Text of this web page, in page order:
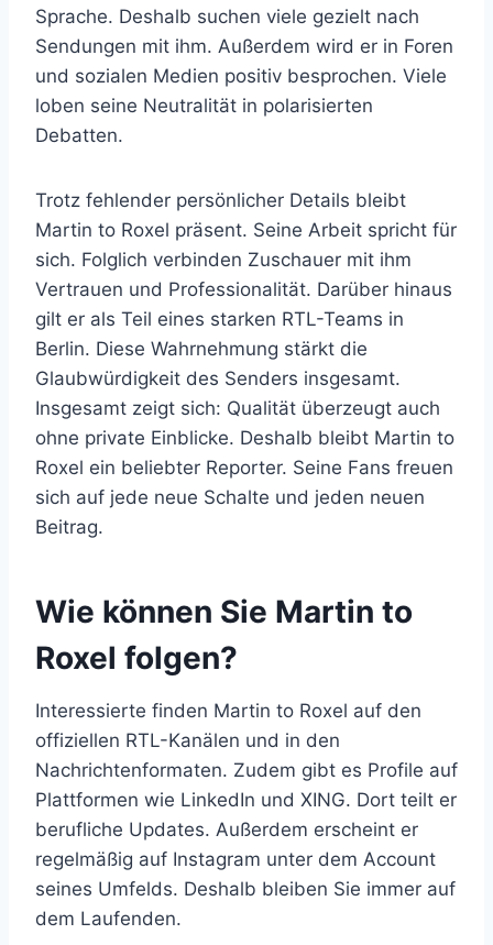
Sprache. Deshalb suchen viele gezielt nach
Sendungen mit ihm. Außerdem wird er in Foren
und sozialen Medien positiv besprochen. Viele
loben seine Neutralität in polarisierten
Debatten.
Trotz fehlender persönlicher Details bleibt
Martin to Roxel präsent. Seine Arbeit spricht für
sich. Folglich verbinden Zuschauer mit ihm
Vertrauen und Professionalität. Darüber hinaus
gilt er als Teil eines starken RTL-Teams in
Berlin. Diese Wahrnehmung stärkt die
Glaubwürdigkeit des Senders insgesamt.
Insgesamt zeigt sich: Qualität überzeugt auch
ohne private Einblicke. Deshalb bleibt Martin to
Roxel ein beliebter Reporter. Seine Fans freuen
sich auf jede neue Schalte und jeden neuen
Beitrag.
Wie können Sie Martin to
Roxel folgen?
Interessierte finden Martin to Roxel auf den
offiziellen RTL-Kanälen und in den
Nachrichtenformaten. Zudem gibt es Profile auf
Plattformen wie LinkedIn und XING. Dort teilt er
berufliche Updates. Außerdem erscheint er
regelmäßig auf Instagram unter dem Account
seines Umfelds. Deshalb bleiben Sie immer auf
dem Laufenden.